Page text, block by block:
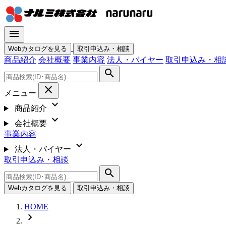
menu
Webカタログを見る 取引申込み・相談
商品紹介 会社概要 事業内容 法人・バイヤー 取引申込み・相
search
メニュー close
商品紹介 expand_more
会社概要 expand_more
事業内容
法人・バイヤー
expand_more
取引申込み・相談
search
Webカタログを見る 取引申込み・相談
HOME
chevron_right